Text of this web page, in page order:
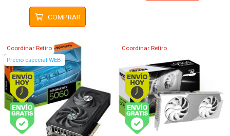
COMPRAR
Coordinar Retiro
Precio especial WEB.
Envío hoy. Comprando antes de 13Hs.
Envío gratis (Ver Envíos y Pagos)
Coordinar Retiro
Envío hoy.